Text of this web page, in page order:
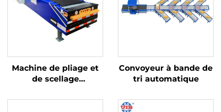
Machine de pliage et
de scellage
ruban adhésif,
Convoyeur à bande de
tri automatique